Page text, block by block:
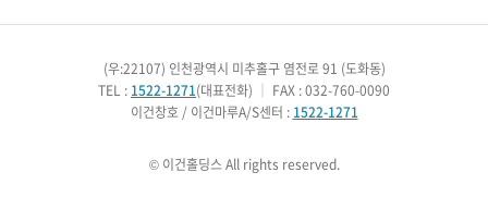
(우:22107) 인천광역시 미추홀구 염전로 91 (도화동)
TEL : 1522-1271(대표전화)
FAX : 032-760-0090
이건창호 / 이건마루A/S센터 : 1522-1271
© 이건홀딩스 All rights reserved.